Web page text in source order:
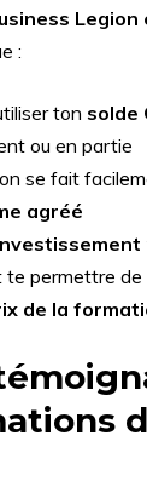
Legion
:
ton solde
ou en partie
se fait
agréé
te permettre
de la